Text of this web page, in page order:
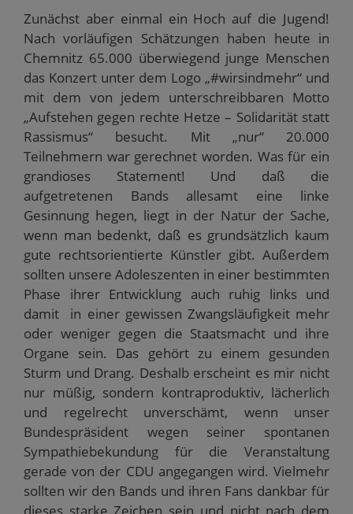
Zunächst aber einmal ein Hoch auf die Jugend!
Nach vorläufigen Schätzungen haben heute in
Chemnitz 65.000 überwiegend junge Menschen
das Konzert unter dem Logo „#wirsindmehr“ und
mit dem von jedem unterschreibbaren Motto
„Aufstehen gegen rechte Hetze – Solidarität statt
Rassismus“ besucht. Mit „nur“ 20.000
Teilnehmern war gerechnet worden. Was für ein
grandioses Statement! Und daß die
aufgetretenen Bands allesamt eine linke
Gesinnung hegen, liegt in der Natur der Sache,
wenn man bedenkt, daß es grundsätzlich kaum
gute rechtsorientierte Künstler gibt. Außerdem
sollten unsere Adoleszenten in einer bestimmten
Phase ihrer Entwicklung auch ruhig links und
damit in einer gewissen Zwangsläufigkeit mehr
oder weniger gegen die Staatsmacht und ihre
Organe sein. Das gehört zu einem gesunden
Sturm und Drang. Deshalb erscheint es mir nicht
nur müßig, sondern kontraproduktiv, lächerlich
und regelrecht unverschämt, wenn unser
Bundespräsident wegen seiner spontanen
Sympathiebekundung für die Veranstaltung
gerade von der CDU angegangen wird. Vielmehr
sollten wir den Bands und ihren Fans dankbar für